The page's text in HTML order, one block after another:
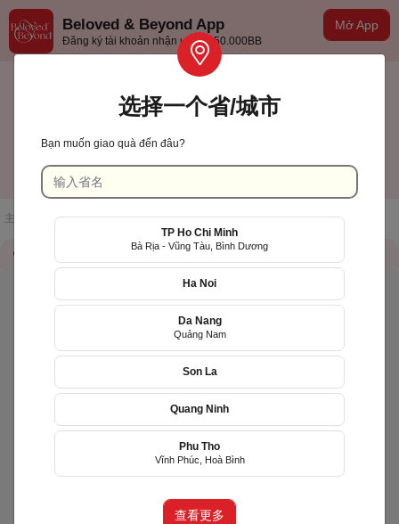
Mở App
Beloved & Beyond App
Đăng ký tài khoản nhận ưu đãi 50.000BB
Khánh Hòa
主页 店铺一览 / LiLy's Cake
QR Code
Huyện Diên Khánh, Khánh Hòa
选择一个省/城市
Bạn muốn giao quà đến đâu?
TP Ho Chi Minh
Bà Rịa - Vũng Tàu, Bình Dương
Ha Noi
Da Nang
Quảng Nam
Son La
Quang Ninh
Phu Tho
Vĩnh Phúc, Hoà Bình
查看更多